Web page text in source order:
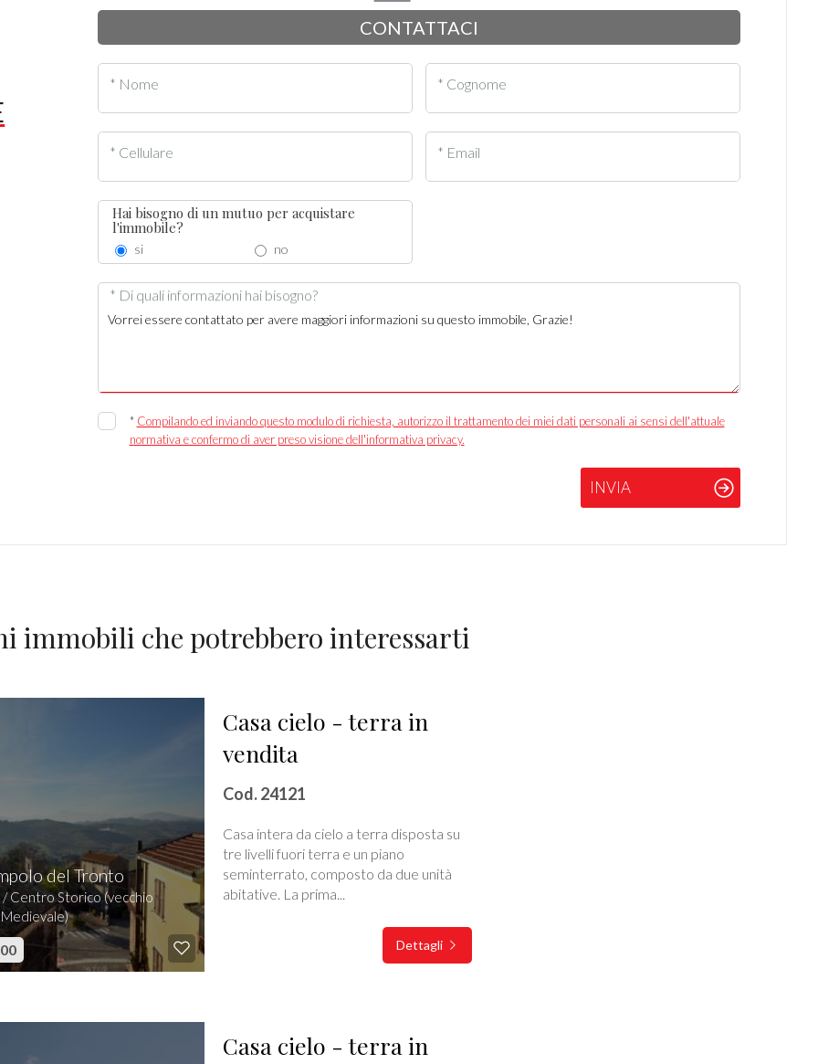
CONTATTACI
* Nome * Cognome
* Cellulare * Email
Hai bisogno di un mutuo per acquistare
l'immobile?
si no
* Di quali informazioni hai bisogno?
* Compilando ed inviando questo modulo di richiesta, autorizzo il trattamento dei miei dati personali ai sensi dell'attuale
normativa e confermo di aver preso visione dell'informativa privacy.
INVIA
immobili che potrebbero interessarti
del Tronto
Centro Storico (vecchio
Casa cielo - terra in
vendita
Cod. 24121
Casa intera da cielo a terra disposta su
tre livelli fuori terra e un piano
seminterrato, composto da due unità
abitative. La prima...
Dettagli
Casa cielo - terra in